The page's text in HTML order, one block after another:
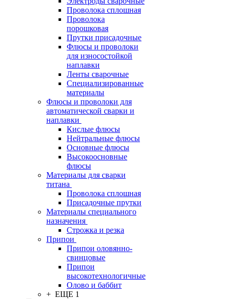
Проволока сплошная
Проволока
порошковая
Прутки присадочные
Флюсы и проволоки
для износостойкой
наплавки
Ленты сварочные
Специализированные
материалы
Флюсы и проволоки для
автоматической сварки и
наплавки
Кислые флюсы
Нейтральные флюсы
Основные флюсы
Высокоосновные
флюсы
Материалы для сварки
титана
Проволока сплошная
Присадочные прутки
Материалы специального
назначения
Строжка и резка
Припои
Припои оловянно-
свинцовые
Припои
высокотехнологичные
Олово и баббит
+ ЕЩЕ 1